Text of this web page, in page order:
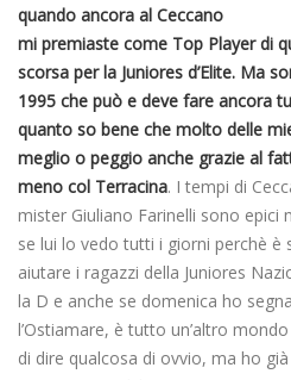
quando ancora al Ceccano
mi premiaste come Top Player di
scorsa per la Juniores d’Elite. Ma
1995 che può e deve fare ancora
quanto so bene che molto delle
meglio o peggio anche grazie al
meno col Terracina. I tempi di
mister Giuliano Farinelli sono epici
se lui lo vedo tutti i giorni perchè è
aiutare i ragazzi della Juniores
la D e anche se domenica ho
l’Ostiamare, è tutto un’altro
di dire qualcosa di ovvio, ma ho